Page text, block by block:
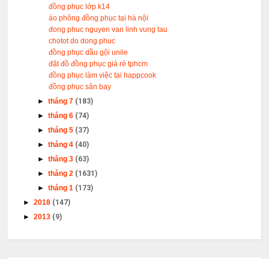
đồng phục lớp k14
áo phông đồng phục tại hà nội
đong phuc nguyen van linh vung tau
chotot do dong phuc
đồng phục dầu gội unile
đặt đồ đồng phục giá rẻ tphcm
đồng phục làm việc tại happcook
đồng phục sân bay
►tháng 7 (183)
►tháng 6 (74)
►tháng 5 (37)
►tháng 4 (40)
►tháng 3 (63)
►tháng 2 (1631)
►tháng 1 (173)
►2018 (147)
►2013 (9)